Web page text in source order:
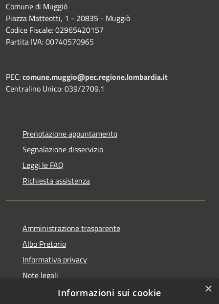
Comune di Muggiò
Piazza Matteotti, 1 - 20835 - Muggiò
Codice Fiscale: 02965420157
Partita IVA: 00740570965
PEC:comune.muggio@pec.regione.lombardia.it
Centralino Unico: 039/2709.1
Prenotazione appuntamento
Segnalazione disservizio
Leggi le FAQ
Richiesta assistenza
Amministrazione trasparente
Albo Pretorio
Informativa privacy
Note legali
Dichiarazione di accessibilità
×
Informazioni sui cookie